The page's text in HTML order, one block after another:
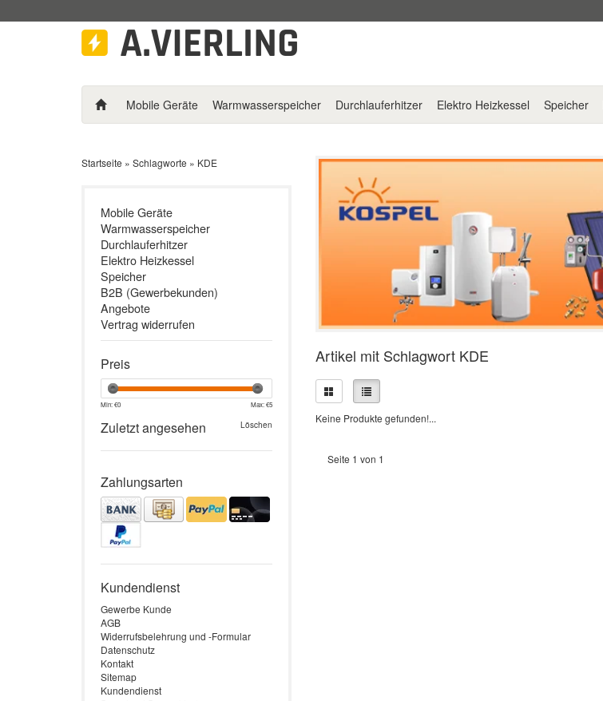
Mobile Geräte Warmwasserspeicher Durchlauferhitzer Elektro Heizkessel Speicher
Startseite » Schlagworte » KDE
Mobile Geräte
Warmwasserspeicher
Durchlauferhitzer
Elektro Heizkessel
Speicher
B2B (Gewerbekunden)
Angebote
Vertrag widerrufen
Preis
Min: €0 Max: €5
Zuletzt angesehen Löschen
Zahlungsarten
Kundendienst
Gewerbe Kunde
AGB
Widerrufsbelehrung und -Formular
Datenschutz
Kontakt
Sitemap
Kundendienst
Artikel mit Schlagwort KDE
Keine Produkte gefunden!...
Seite 1 von 1